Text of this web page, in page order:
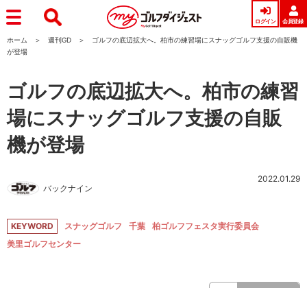
ログイン 会員登録
ホーム 週刊GD
ゴルフの底辺拡大へ。柏市の練習場にスナッグゴルフ支援の自販機
が登場
ゴルフの底辺拡大へ。柏市の練習
場にスナッグゴルフ支援の自販
機が登場
バックナイン
2022.01.29
KEYWORD スナッグゴルフ 千葉
柏ゴルフフェスタ実行委員会
美里ゴルフセンター